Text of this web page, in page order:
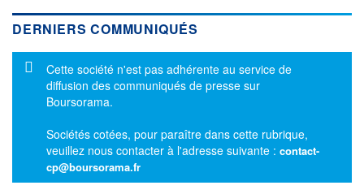
DERNIERS COMMUNIQUÉS
Message d'information
Cette société n'est pas adhérente au service de
diffusion des communiqués de presse sur
Boursorama.
Sociétés cotées, pour paraître dans cette rubrique,
veuillez nous contacter à l'adresse suivante : contact-
cp@boursorama.fr